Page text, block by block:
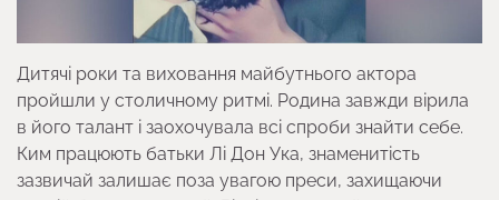
Дитячі роки та виховання майбутнього актора
пройшли у столичному ритмі. Родина завжди вірила
в його талант і заохочувала всі спроби знайти себе.
Ким працюють батьки Лі Дон Ука, знаменитість
зазвичай залишає поза увагою преси, захищаючи